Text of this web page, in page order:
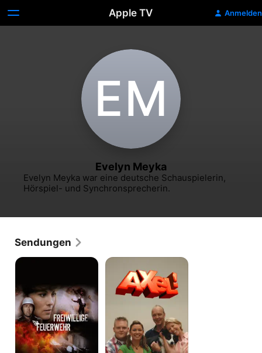
Apple TV Anmelden
E‌M
Evelyn Meyka
Evelyn Meyka war eine deutsche Schauspielerin,
Hörspiel- und Synchronsprecherin.
Sendungen
Freiwillige
Axel